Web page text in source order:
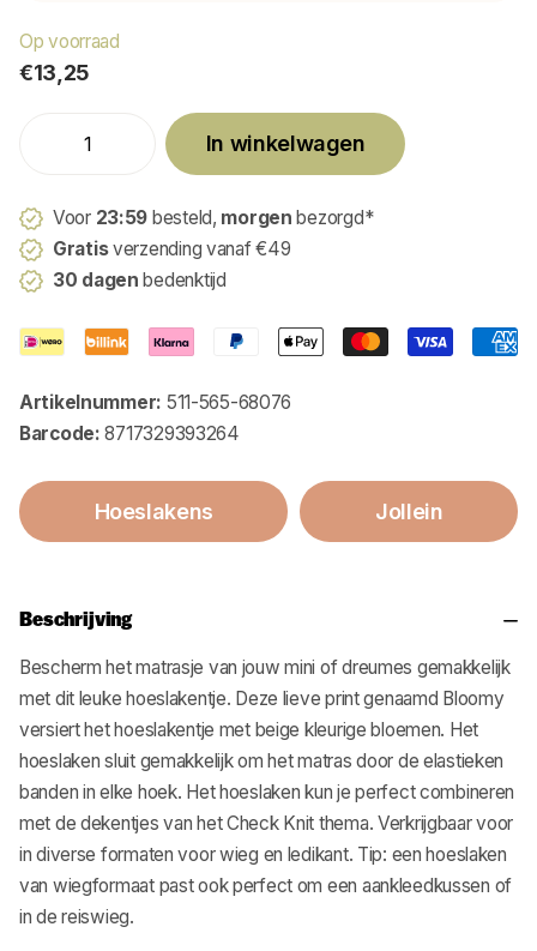
Op voorraad
€13,25
In winkelwagen
Voor 23:59 besteld, morgen bezorgd*
Gratisverzending vanaf €49
30 dagen bedenktijd
Artikelnummer: 511-565-68076
Barcode: 8717329393264
Hoeslakens Jollein
Beschrijving
Bescherm het matrasje van jouw mini of dreumes gemakkelijk
met dit leuke hoeslakentje. Deze lieve print genaamd Bloomy
versiert het hoeslakentje met beige kleurige bloemen. Het
hoeslaken sluit gemakkelijk om het matras door de elastieken
banden in elke hoek. Het hoeslaken kun je perfect combineren
met de dekentjes van het Check Knit thema. Verkrijgbaar voor
in diverse formaten voor wieg en ledikant. Tip: een hoeslaken
van wiegformaat past ook perfect om een aankleedkussen of
in de reiswieg.